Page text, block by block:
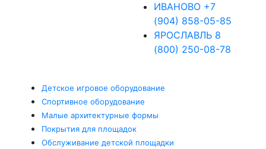
ИВАНОВО +7
(904) 858-05-85
ЯРОСЛАВЛЬ 8
(800) 250-08-78
Детское игровое оборудование
Спортивное оборудование
Малые архитектурные формы
Покрытия для площадок
Обслуживание детской площадки